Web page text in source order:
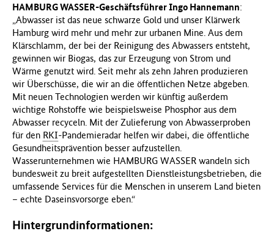
HAMBURG WASSER-Geschäftsführer Ingo Hannemann:
„Abwasser ist das neue schwarze Gold und unser Klärwerk
Hamburg wird mehr und mehr zur urbanen Mine. Aus dem
Klärschlamm, der bei der Reinigung des Abwassers entsteht,
gewinnen wir Biogas, das zur Erzeugung von Strom und
Wärme genutzt wird. Seit mehr als zehn Jahren produzieren
wir Überschüsse, die wir an die öffentlichen Netze abgeben.
Mit neuen Technologien werden wir künftig außerdem
wichtige Rohstoffe wie beispielsweise Phosphor aus dem
Abwasser recyceln. Mit der Zulieferung von Abwasserproben
für den RKI-Pandemieradar helfen wir dabei, die öffentliche
Gesundheitsprävention besser aufzustellen.
Wasserunternehmen wie HAMBURG WASSER wandeln sich
bundesweit zu breit aufgestellten Dienstleistungsbetrieben, die
umfassende Services für die Menschen in unserem Land bieten
– echte Daseinsvorsorge eben.“
Hintergrundinformationen: